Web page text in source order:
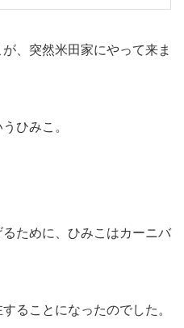
、突然米田家にやって来ま
ひみこ。
ために、ひみこはカーニバ
ることになったのでした。